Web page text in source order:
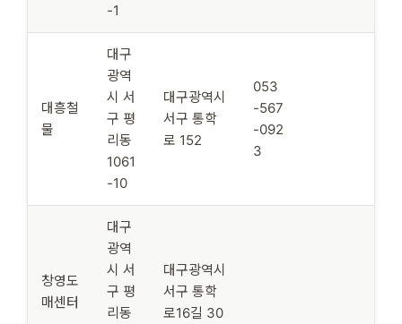
-1
대흥철
물
대구
광역
시 서
구 평
리동
1061
-10
대구광역시
서구 통학
로 152
053
-567
-092
3
창영도
매센터
대구
광역
시 서
구 평
리동
대구광역시
서구 통학
로16길 30